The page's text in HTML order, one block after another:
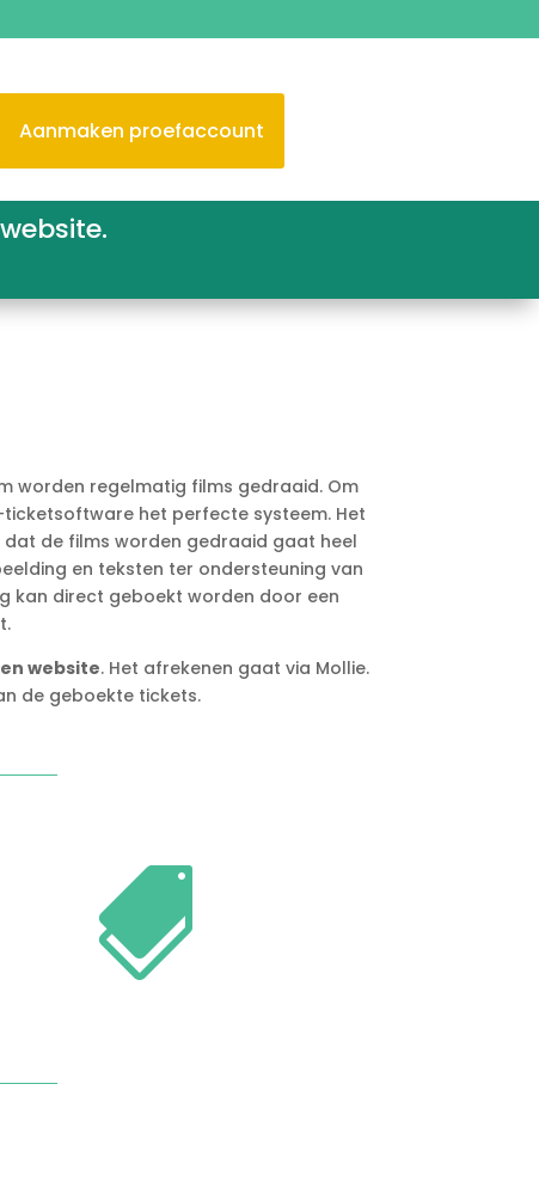
Aanmaken proefaccount
worden regelmatig films gedraaid. Om
het perfecte systeem. Het
de films worden gedraaid gaat heel
en teksten ter ondersteuning van
kan direct geboekt worden door een
website. Het afrekenen gaat via Mollie.
de geboekte tickets.
